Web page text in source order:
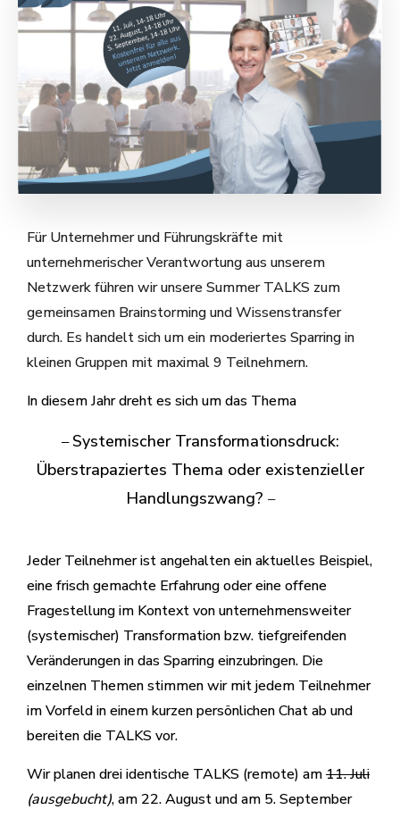
Für Unternehmer und Führungskräfte mit
unternehmerischer Verantwortung aus unserem
Netzwerk führen wir unsere Summer TALKS zum
gemeinsamen Brainstorming und Wissenstransfer
durch. Es handelt sich um ein moderiertes Sparring in
kleinen Gruppen mit maximal 9 Teilnehmern.
In diesem Jahr dreht es sich um das Thema
–Systemischer Transformationsdruck:
Überstrapaziertes Thema oder existenzieller
Handlungszwang? –
Jeder Teilnehmer ist angehalten ein aktuelles Beispiel,
eine frisch gemachte Erfahrung oder eine offene
Fragestellung im Kontext von unternehmensweiter
(systemischer) Transformation bzw. tiefgreifenden
Veränderungen in das Sparring einzubringen. Die
einzelnen Themen stimmen wir mit jedem Teilnehmer
im Vorfeld in einem kurzen persönlichen Chat ab und
bereiten die TALKS vor.
Wir planen drei identische TALKS (remote) am11. Juli
(ausgebucht), am 22. August und am 5. September